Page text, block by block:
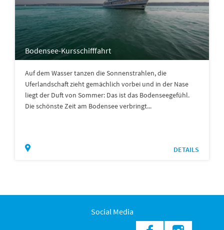
Bodensee-Kursschifffahrt
Auf dem Wasser tanzen die Sonnenstrahlen, die
Uferlandschaft zieht gemächlich vorbei und in der Nase
liegt der Duft von Sommer: Das ist das Bodenseegefühl.
Die schönste Zeit am Bodensee verbringt...
DETAILS
Social Media